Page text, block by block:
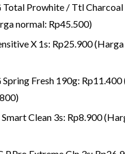
Total Prowhite / Ttl Charcoal
normal: Rp45.500)
X 1s: Rp25.900
Spring Fresh 190g:
Clean 3s: Rp8.900